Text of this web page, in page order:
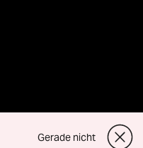
Gerade nicht